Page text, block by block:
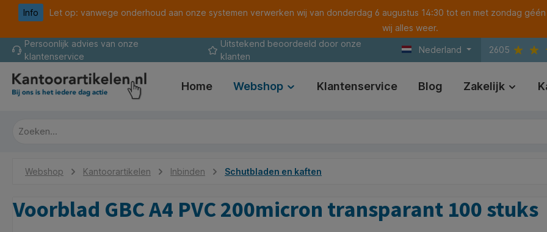
Ga naar de hoofdnavigatie
Info
Let op: vanwege onderhoud aan onze systemen verwerken wij van donderdag 6 augustus 14:30 tot en met zondag
wij alles weer.
Persoonlijk advies van onze
klantenservice
Uitstekend beoordeeld door onze
klanten
Nederland 2605
Home Webshop Klantenservice Blog Zakelijk
Webshop Kantoorartikelen Inbinden Schutbladen en kaften
Voorblad GBC A4 PVC 200micron transparant 100 stuks